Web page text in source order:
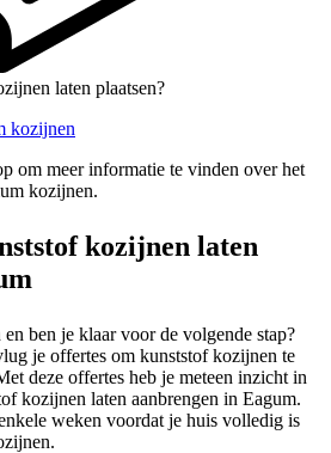
laten plaatsen?
kozijnen
om meer informatie te vinden over het
kozijnen.
kozijnen laten
ben je klaar voor de volgende stap?
je offertes om kunststof kozijnen te
deze offertes heb je meteen inzicht in
kozijnen laten aanbrengen in Eagum.
weken voordat je huis volledig is